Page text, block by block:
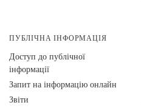
ПУБЛІЧНА ІНФОРМАЦІЯ
Доступ до публічної
інформації
Запит на інформацію онлайн
Звіти